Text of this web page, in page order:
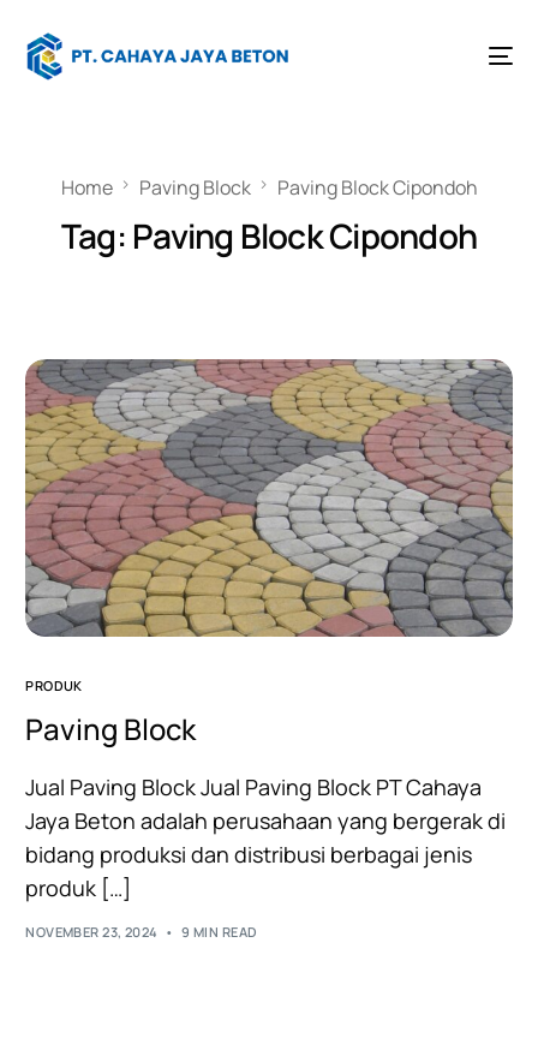
Home Paving Block Paving Block Cipondoh
Tag: Paving Block Cipondoh
PRODUK
Paving Block
Jual Paving Block Jual Paving Block PT Cahaya
Jaya Beton adalah perusahaan yang bergerak di
bidang produksi dan distribusi berbagai jenis
produk […]
NOVEMBER 23, 2024 9 MIN READ